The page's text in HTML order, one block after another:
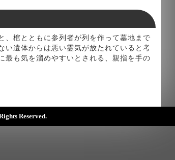
、棺とともに参列者が列を作って墓地まで
い遺体からは悪い霊気が放たれていると考
最も気を溜めやすいとされる、親指を手の
Reserved.